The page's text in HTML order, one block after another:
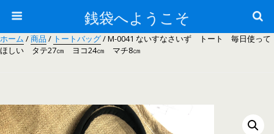
銭袋へようこそ
ホーム /商品 / トートバッグ/ M-0041 ないすなさいず トート 毎日使って
ほしい タテ27㎝ ヨコ24㎝ マチ8㎝